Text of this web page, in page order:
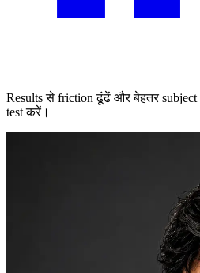
Results से friction ढूंढें और बेहतर subject
test करें।